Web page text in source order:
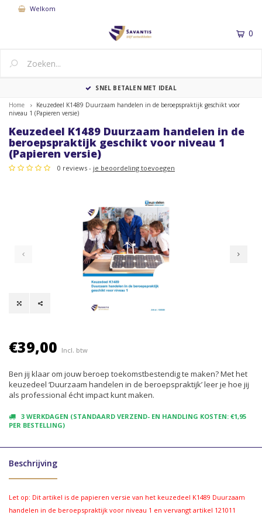
Welkom
0
SNEL BETALEN MET IDEAL
Home
Keuzedeel K1489 Duurzaam handelen in de beroepspraktijk geschikt voor
niveau 1 (Papieren versie)
Keuzedeel K1489 Duurzaam handelen in de
beroepspraktijk geschikt voor niveau 1
(Papieren versie)
0 reviews - je beoordeling toevoegen
€39,00 Incl. btw
Ben jij klaar om jouw beroep toekomstbestendig te maken? Met het
keuzedeel ‘Duurzaam handelen in de beroepspraktijk’ leer je hoe jij
als professional écht impact kunt maken.
3 WERKDAGEN (STANDAARD VERZEND- EN HANDLING KOSTEN: €1,95
PER BESTELLING)
Beschrijving
Let op: Dit artikel is de papieren versie van het keuzedeel K1489 Duurzaam
handelen in de beroepspraktijk voor niveau 1 en vervangt artikel 121011